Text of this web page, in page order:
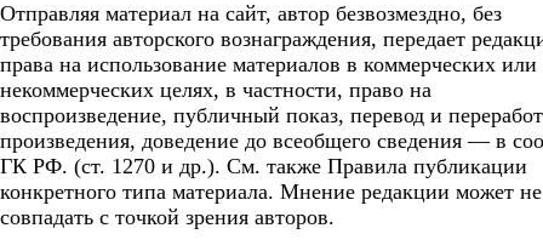
Отправляя материал на сайт, автор безвозмездно, без
требования авторского вознаграждения, передает
права на использование материалов в коммерческих или
некоммерческих целях, в частности, право на
воспроизведение, публичный показ, перевод и
произведения, доведение до всеобщего сведения — в
ГК РФ. (ст. 1270 и др.). См. также Правила публикации
конкретного типа материала. Мнение редакции может не
совпадать с точкой зрения авторов.